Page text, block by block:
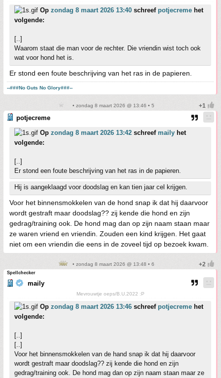
Op zondag 8 maart 2026 13:40 schreef potjecreme het
volgende:
[..]
Waarom staat die man voor de rechter. Die vriendin wist toch ook
wat voor hond het is.
Er stond een foute beschrijving van het ras in de papieren.
--###No Guts No Glory###--
• zondag 8 maart 2026 @ 13:46 • 5
potjecreme
Op zondag 8 maart 2026 13:42 schreef maily het
volgende:
[..]
Er stond een foute beschrijving van het ras in de papieren.
Hij is aangeklaagd voor doodslag en kan tien jaar cel krijgen.
Voor het binnensmokkelen van de hond snap ik dat hij daarvoor
wordt gestraft maar doodslag?? zij kende die hond en zijn
gedrag/training ook. De hond mag dan op zijn naam staan maar
ze waren vriend en vriendin. Zouden een kind krijgen. Het gaat
niet om een vriendin die eens in de zoveel tijd op bezoek kwam.
• zondag 8 maart 2026 @ 13:48 • 6
Spellchecker
maily
Mevrouwtje oeps/B.U.2022 :P
Op zondag 8 maart 2026 13:46 schreef potjecreme het
volgende:
[..]
[..]
Voor het binnensmokkelen van de hand snap ik dat hij daarvoor
wordt gestraft maar doodslag?? zij kende die hond en zijn
gedrag/training ook. De hond mag dan op zijn naam staan maar ze